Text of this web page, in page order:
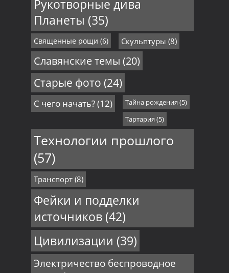
Рукотворные дива
Планеты (35)
Священные рощи (6) Скульптуры (8)
Славянские темы (20)
Старые фото (24)
С чего начать?(12) Тайна рождения (5)
Тартария (5)
Технологии прошлого
(57)
Транспорт(8)
Фейки и подделки
источников(42)
Цивилизации (39)
Электричество беспроводное